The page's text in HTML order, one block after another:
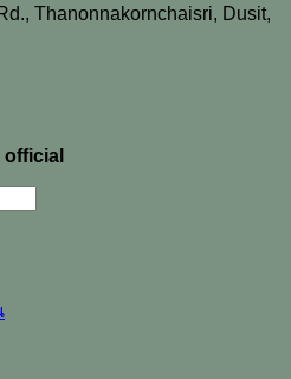
Thanonnakornchaisri, Dusit,
official